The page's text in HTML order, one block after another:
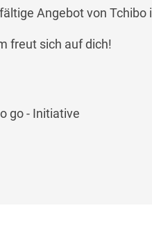
Angebot von
freut sich auf dich!
go - Initiative